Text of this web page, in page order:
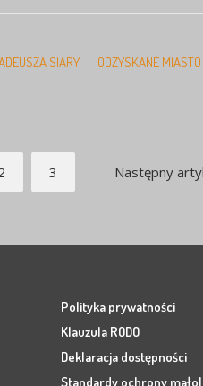
SIARY
ODZYSKANE MIASTO
3 Następny
Polityka prywatności
Klauzula RODO
Deklaracja dostępności
Standardy ochrony